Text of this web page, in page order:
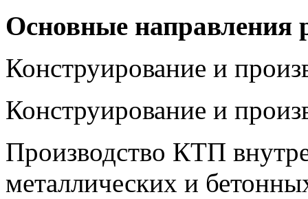
Основные
Конструирование и
Конструирование и
Производство КТП
металлических и